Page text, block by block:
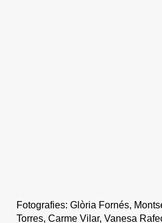
Fotografies: Glòria Fornés,
Torres, Carme Vilar, Vanesa